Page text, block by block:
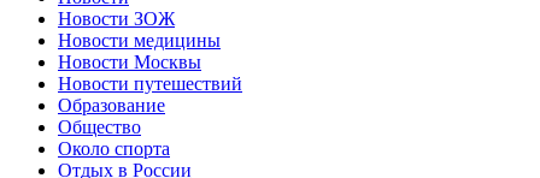
Новости ЗОЖ
Новости медицины
Новости Москвы
Новости путешествий
Образование
Общество
Около спорта
Отдых в России